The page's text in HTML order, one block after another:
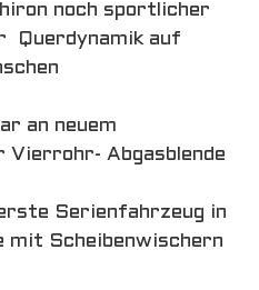
noch sportlicher
Querdynamik auf
an neuem
Vierrohr- Abgasblende
Serienfahrzeug in
mit Scheibenwischern